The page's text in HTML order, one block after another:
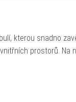
kterou snadno
prostorů.